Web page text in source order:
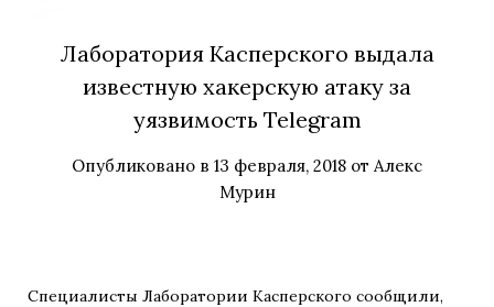
Лаборатория Касперского выдала
известную хакерскую атаку за
уязвимость Telegram
Опубликовано в 13 февраля, 2018 от Алекс
Мурин
Специалисты Лаборатории Касперского сообщили,